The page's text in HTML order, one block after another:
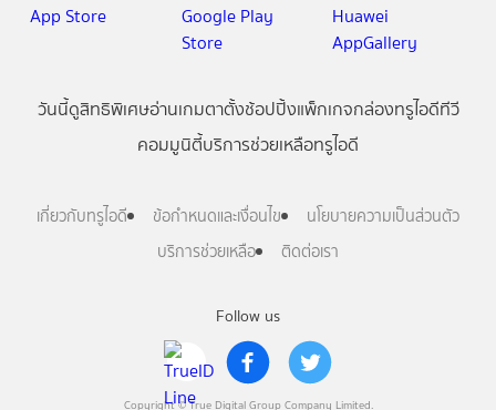
Follow us
Copyright © True Digital Group Company Limited.
วันนี้ดูสิทธิพิเศษอ่านเกมตาตั้งช้อปปิ้งแพ็กเกจกล่องทรูไอดีทีวี
คอมมูนิตี้บริการช่วยเหลือทรูไอดี
เกี่ยวกับทรูไอดี ข้อกำหนดและเงื่อนไข
นโยบายความเป็นส่วนตัว
บริการช่วยเหลือ
ติดต่อเรา